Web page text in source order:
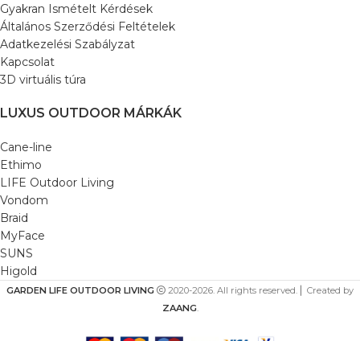
Gyakran Ismételt Kérdések
Általános Szerződési Feltételek
Adatkezelési Szabályzat
Kapcsolat
3D virtuális túra
LUXUS OUTDOOR MÁRKÁK
Cane-line
Ethimo
LIFE Outdoor Living
Vondom
Braid
MyFace
SUNS
Higold
GARDEN LIFE OUTDOOR LIVING
2020-2026. All rights reserved. ⎜ Created by
ZAANG.